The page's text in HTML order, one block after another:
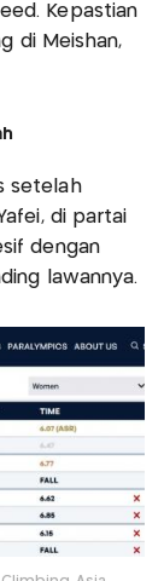
Kepastian
di Meishan,
setelah
di partai
dengan
lawannya.